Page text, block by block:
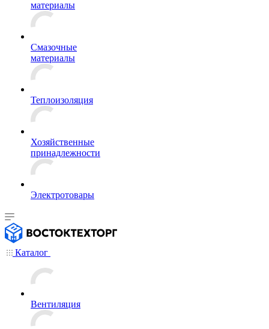
материалы
Смазочные
материалы
Теплоизоляция
Хозяйственные
принадлежности
Электротовары
Каталог
Вентиляция